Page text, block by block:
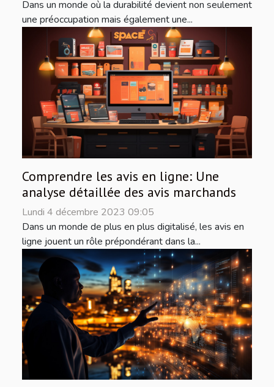
Dans un monde où la durabilité devient non seulement
une préoccupation mais également une...
Comprendre les avis en ligne: Une
analyse détaillée des avis marchands
Lundi 4 décembre 2023 09:05
Dans un monde de plus en plus digitalisé, les avis en
ligne jouent un rôle prépondérant dans la...